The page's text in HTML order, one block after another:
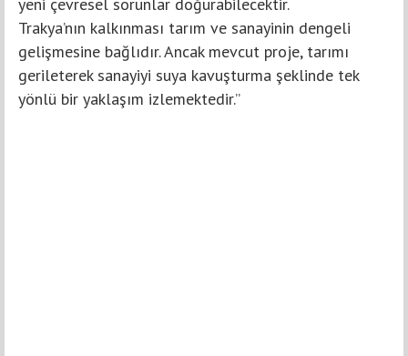
yeni çevresel sorunlar doğurabilecektir.
Trakya’nın kalkınması tarım ve sanayinin dengeli
gelişmesine bağlıdır. Ancak mevcut proje, tarımı
gerileterek sanayiyi suya kavuşturma şeklinde tek
yönlü bir yaklaşım izlemektedir.”